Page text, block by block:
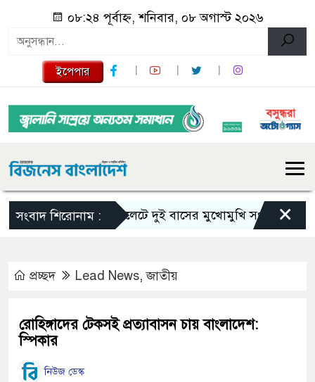
০৮:২৪ পূর্বাহ্ন, শনিবার, ০৮ অগাস্ট ২০২৬
ইপেপার
সংবাদ শিরোনাম :সিলেটে দুই বাসের মুখোমুখি সংঘর্ষে নিহত বেড়ে
×
প্রচ্ছদ Lead News,জাতীয়
রোহিঙ্গাদের টেকসই প্রত্যাবাসন চায় বাংলাদেশ:
স্পিকার
নিউজ ডেস্ক